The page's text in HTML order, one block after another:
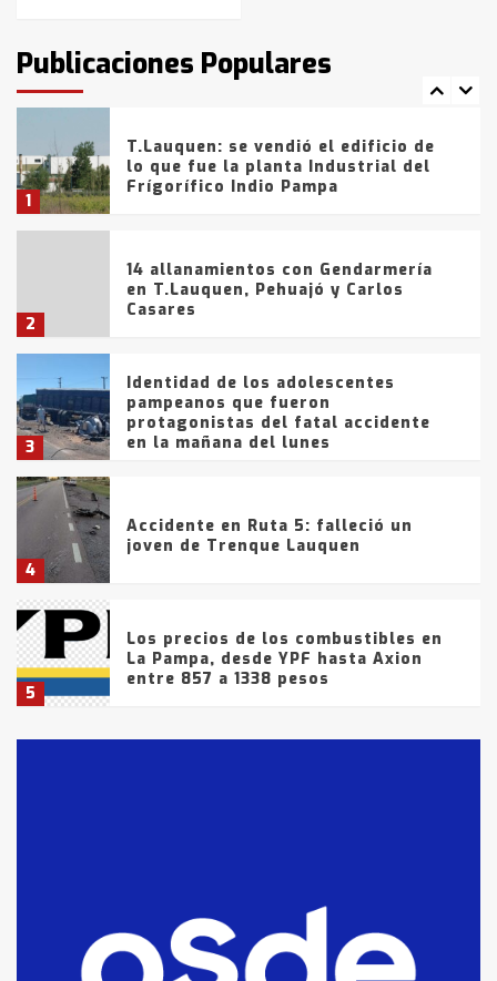
Publicaciones Populares
fueron detenidos por
comercialización de drogas en la
tarde del sábado
1
T.Lauquen: se vendió el edificio de
lo que fue la planta Industrial del
Frígorífico Indio Pampa
2
14 allanamientos con Gendarmería
en T.Lauquen, Pehuajó y Carlos
Casares
3
Identidad de los adolescentes
pampeanos que fueron
protagonistas del fatal accidente
en la mañana del lunes
4
Accidente en Ruta 5: falleció un
joven de Trenque Lauquen
5
Los precios de los combustibles en
La Pampa, desde YPF hasta Axion
entre 857 a 1338 pesos
fueron detenidos por
comercialización de drogas en la
tarde del sábado